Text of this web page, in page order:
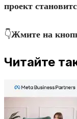
проект
👇Жмите на
Читайте